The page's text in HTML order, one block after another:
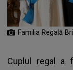
Familia Regală
Cuplul regal a